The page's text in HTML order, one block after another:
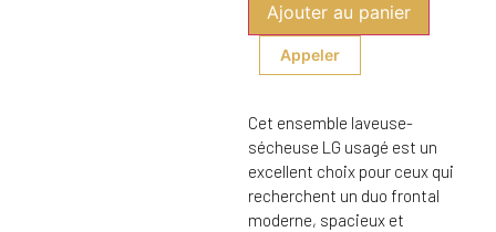
Ajouter au panier
Appeler
Cet ensemble laveuse-
sécheuse LG usagé est un
excellent choix pour ceux qui
recherchent un duo frontal
moderne, spacieux et